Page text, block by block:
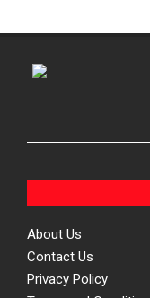
About Us
Contact Us
Privacy Policy